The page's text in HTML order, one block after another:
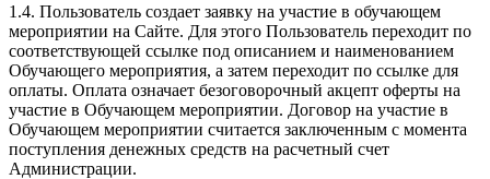
1.4. Пользователь создает заявку на участие в обучающем
мероприятии на Сайте. Для этого Пользователь переходит по
соответствующей ссылке под описанием и наименованием
Обучающего мероприятия, а затем переходит по ссылке для
оплаты. Оплата означает безоговорочный акцепт оферты на
участие в Обучающем мероприятии. Договор на участие в
Обучающем мероприятии считается заключенным с момента
поступления денежных средств на расчетный счет
Администрации.